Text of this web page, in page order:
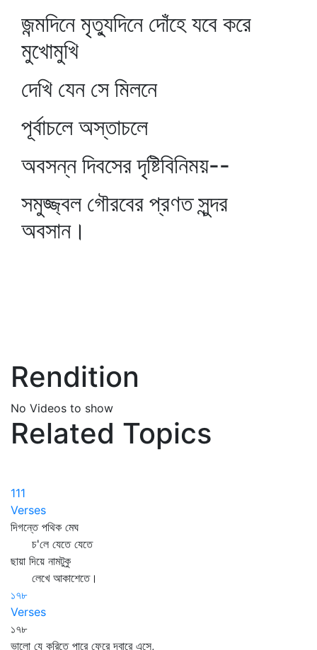
জন্মদিনে মৃত্যুদিনে দোঁহে যবে করে
মুখোমুখি
দেখি যেন সে মিলনে
পূর্বাচলে অস্তাচলে
অবসন্ন দিবসের দৃষ্টিবিনিময়--
সমুজ্জ্বল গৌরবের প্রণত সুন্দর
অবসান।
Rendition
No Videos to show
Related Topics
111
Verses
দিগন্তে পথিক মেঘ
চ'লে যেতে যেতে
ছায়া দিয়ে নামটুকু
লেখে আকাশেতে।
১৭৮
Verses
১৭৮
ভালো যে করিতে পারে ফেরে দ্বারে এসে,